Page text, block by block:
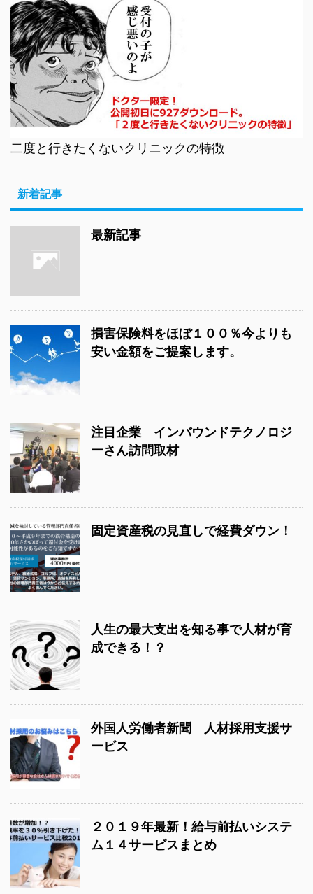
二度と行きたくないクリニックの特徴
新着記事
最新記事
損害保険料をほぼ１００％今よりも
安い金額をご提案します。
注目企業 インバウンドテクノロジ
ーさん訪問取材
固定資産税の見直しで経費ダウン！
人生の最大支出を知る事で人材が育
成できる！？
外国人労働者新聞 人材採用支援サ
ービス
２０１９年最新！給与前払いシステ
ム１４サービスまとめ